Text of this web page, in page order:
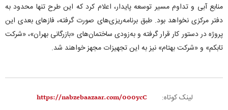
منابع آبی و تداوم مسیر توسعه پایدار، اعلام کرد که این طرح تنها محدود به
دفتر مرکزی نخواهد بود. طبق برنامه‌ریزی‌های صورت گرفته، فازهای بعدی این
پروژه در دستور کار قرار گرفته و به‌زودی ساختمان‌های «بازرگانی بهران»، «شرکت
تابکم» و «شرکت بهتام» نیز به این تجهیزات مجهز خواهند شد.
لینک کوتاه: